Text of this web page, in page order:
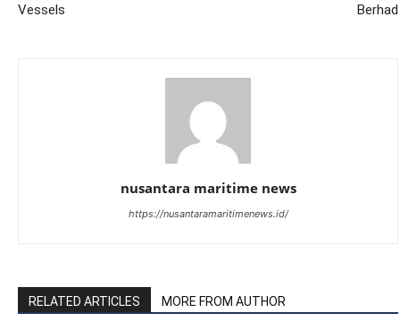
Vessels
Berhad
nusantara maritime news
https://nusantaramaritimenews.id/
RELATED ARTICLES MORE FROM AUTHOR